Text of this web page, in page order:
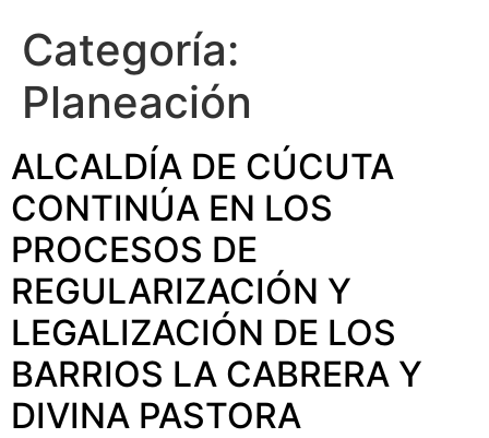
Categoría:
Planeación
ALCALDÍA DE CÚCUTA
CONTINÚA EN LOS
PROCESOS DE
REGULARIZACIÓN Y
LEGALIZACIÓN DE LOS
BARRIOS LA CABRERA Y
DIVINA PASTORA